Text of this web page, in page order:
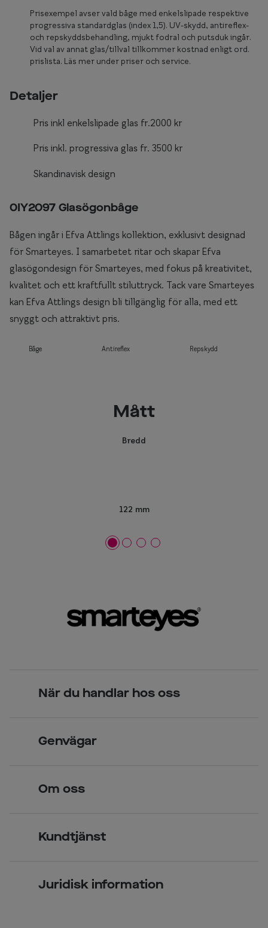
Prisexempel avser vald båge med enkelslipade respektive
progressiva standardglas (index 1,5). UV-skydd, antireflex-
och repskyddsbehandling, mjukt fodral och putsduk ingår.
Vid val av annat glas/tillval tillkommer kostnad enligt ord.
prislista. Läs mer under priser och service.
Detaljer
Pris inkl enkelslipade glas fr.2000 kr
Pris inkl. progressiva glas fr. 3500 kr
Skandinavisk design
0IY2097 Glasögonbåge
Bågen ingår i Efva Attlings kollektion, exklusivt designad
för Smarteyes. I samarbetet ritar och skapar Efva
glasögondesign för Smarteyes, med fokus på kreativitet,
kvalitet och ett kraftfullt stiluttryck. Tack vare Smarteyes
kan Efva Attlings design bli tillgänglig för alla, med ett
snyggt och attraktivt pris.
Båge Antireflex Repskydd
Mått
Bredd
122 mm
När du handlar hos oss
Över 70 butiker
Genvägar
Kontaktlinser
Om oss
Kundtjänst
Juridisk information